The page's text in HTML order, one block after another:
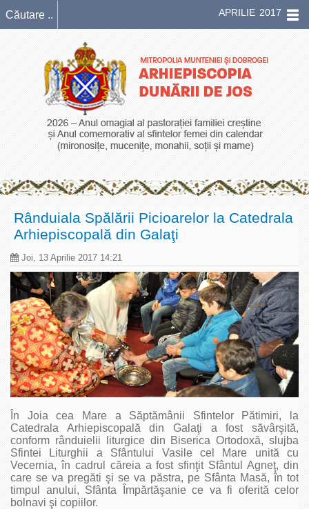
APRILIE 2017
Rânduiala Spălării Picioarelor la Catedrala
Arhiepiscopală din Galaţi
Joi, 13 Aprilie 2017 14:21
În Joia cea Mare a Săptămânii Sfintelor Pătimiri, la
Catedrala Arhiepiscopală din Galaţi a fost săvârşită,
conform rânduielii liturgice din Biserica Ortodoxă, slujba
Sfintei Liturghii a Sfântului Vasile cel Mare unită cu
Vecernia, în cadrul căreia a fost sfinţit Sfântul Agneţ, din
care se va pregăti şi se va păstra, pe Sfânta Masă, în tot
timpul anului, Sfânta Împărtăşanie ce va fi oferită celor
bolnavi şi copiilor.